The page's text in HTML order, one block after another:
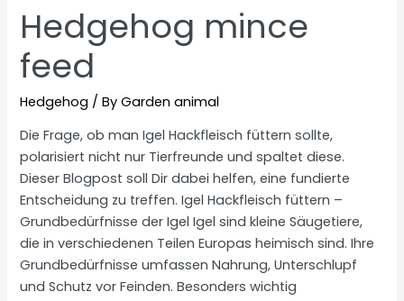
Hedgehog mince
feed
Hedgehog / ByGarden animal
Die Frage, ob man Igel Hackfleisch füttern sollte,
polarisiert nicht nur Tierfreunde und spaltet diese.
Dieser Blogpost soll Dir dabei helfen, eine fundierte
Entscheidung zu treffen. Igel Hackfleisch füttern –
Grundbedürfnisse der Igel Igel sind kleine Säugetiere,
die in verschiedenen Teilen Europas heimisch sind. Ihre
Grundbedürfnisse umfassen Nahrung, Unterschlupf
und Schutz vor Feinden. Besonders wichtig